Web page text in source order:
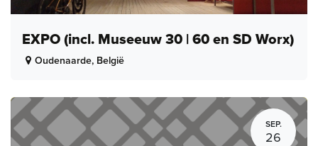
EXPO (incl. Museeuw 30 | 60 en SD Worx)
Oudenaarde, België
SEP.
26